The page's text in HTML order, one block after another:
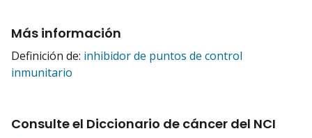
Más información
Definición de: inhibidor de puntos de control
inmunitario
Consulte el Diccionario de cáncer del NCI